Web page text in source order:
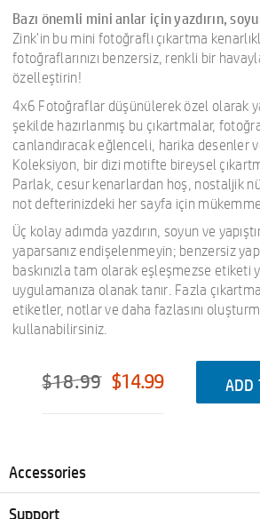
Bazı önemli mini anlar için yazdırın,
Zink'in bu mini fotoğraflı çıkartma
fotoğraflarınızı benzersiz, renkli bir
özelleştirin!
4x6 Fotoğraflar düşünülerek özel olarak
şekilde hazırlanmış bu çıkartmalar,
canlandıracak eğlenceli, harika desenler
Koleksiyon, bir dizi motifte bireysel
Parlak, cesur kenarlardan hoş, nostaljik
not defterinizdeki her sayfa için
Üç kolay adımda yazdırın, soyun ve
yaparsanız endişelenmeyin; benzersiz
baskınızla tam olarak eşleşmezse etiketi
uygulamanıza olanak tanır. Fazla
etiketler, notlar ve daha fazlasını
kullanabilirsiniz.
$18.99 $14.99 ADD
Accessories
Support